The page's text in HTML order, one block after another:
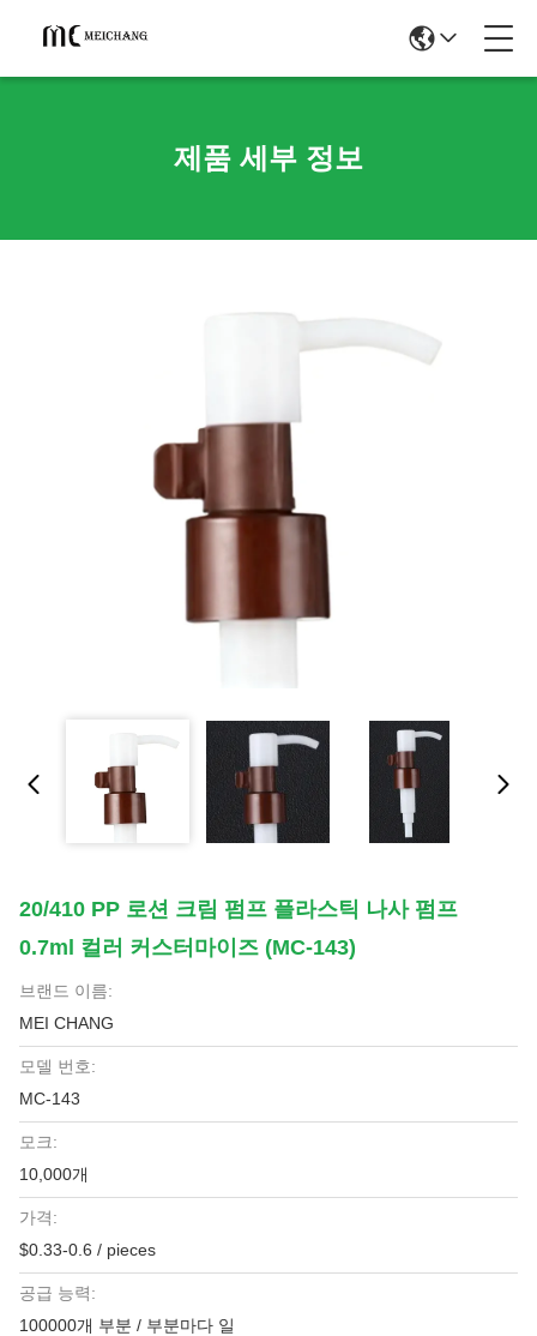
제품 세부 정보
20/410 PP 로션 크림 펌프 플라스틱 나사 펌프
0.7ml 컬러 커스터마이즈 (MC-143)
브랜드 이름:
MEI CHANG
모델 번호:
MC-143
모크:
10,000개
가격:
$0.33-0.6 / pieces
공급 능력:
100000개 부분 / 부분마다 일